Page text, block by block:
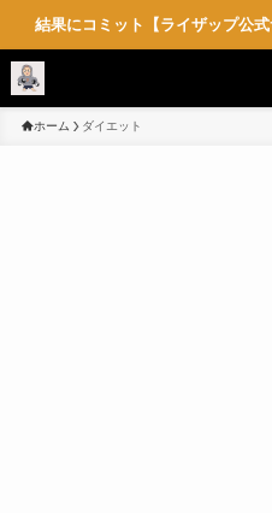
結果にコミット【ライザップ公式
ホーム ダイエット